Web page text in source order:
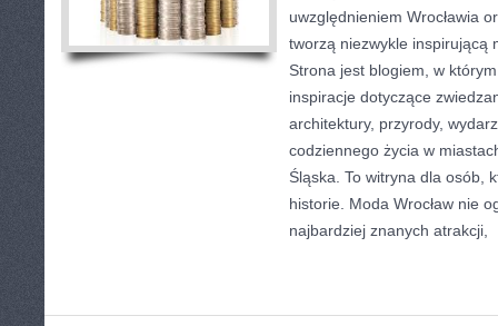
uwzględnieniem Wrocławia
tworzą niezwykle inspirującą
Strona jest blogiem, w
inspiracje dotyczące
architektury, przyrody,
codziennego życia w
Śląska. To witryna dla osób,
historie. Moda Wrocław nie
najbardziej znanych atrakcji,